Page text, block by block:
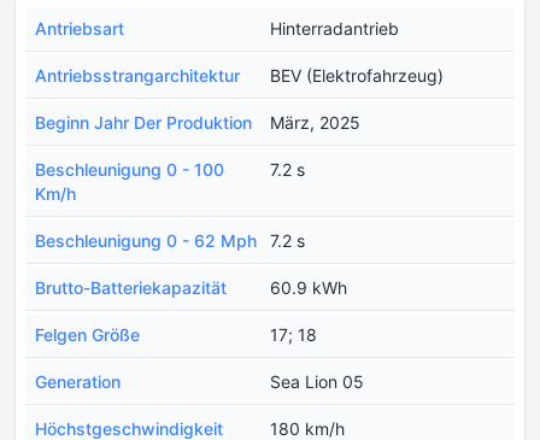
Antriebsart Hinterradantrieb
Antriebsstrangarchitektur BEV (Elektrofahrzeug)
Beginn Jahr Der Produktion März, 2025
Beschleunigung 0 - 100
Km/h
7.2 s
Beschleunigung 0 - 62 Mph 7.2 s
Brutto-Batteriekapazität 60.9 kWh
Felgen Größe 17; 18
Generation Sea Lion 05
Höchstgeschwindigkeit 180 km/h